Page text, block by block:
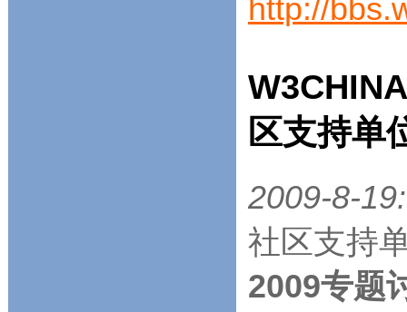
http://
区支持单
2009-8-19:
社区支持
2009专题